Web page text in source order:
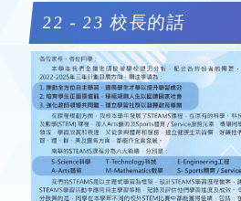
22 - 23 校長的話